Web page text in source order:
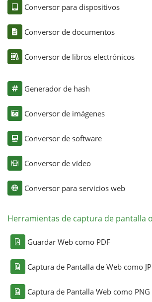
Conversor para dispositivos
Conversor de documentos
Conversor de libros electrónicos
Generador de hash
Conversor de imágenes
Conversor de software
Conversor de vídeo
Conversor para servicios web
Herramientas de captura de pantalla
Guardar Web como PDF
Captura de Pantalla de Web como
Captura de Pantalla Web como PNG